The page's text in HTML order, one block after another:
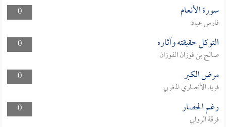
0
سورة الأنعام
فارس عباد
0
التوكل حقيقته وآثاره
صالح بن فوزان الفوزان
0
مرض الكبر
فريد الأنصاري المغربي
0
رغم الحصار
فرقة الروابي